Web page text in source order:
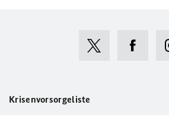
Krisenvorsorgeliste